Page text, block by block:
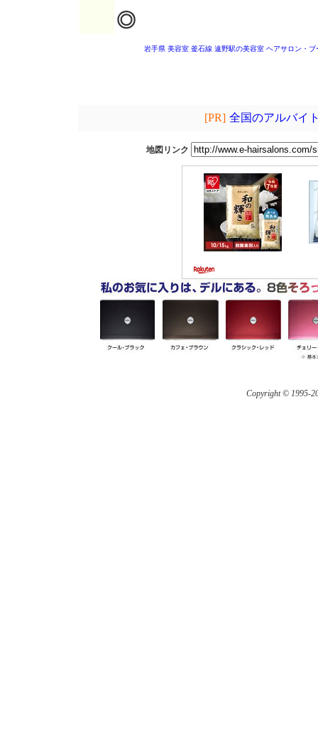
◎
岩手県 美容室 釜石線 遠野駅の美容室 ヘアサロン・ブ
[PR] 全国のアルバイ
地図リンク
Copyright © 1995-